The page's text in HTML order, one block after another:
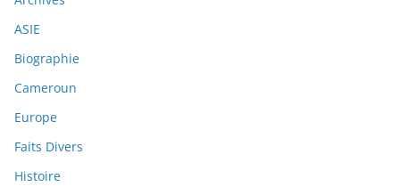
ASIE
Biographie
Cameroun
Europe
Faits Divers
Histoire